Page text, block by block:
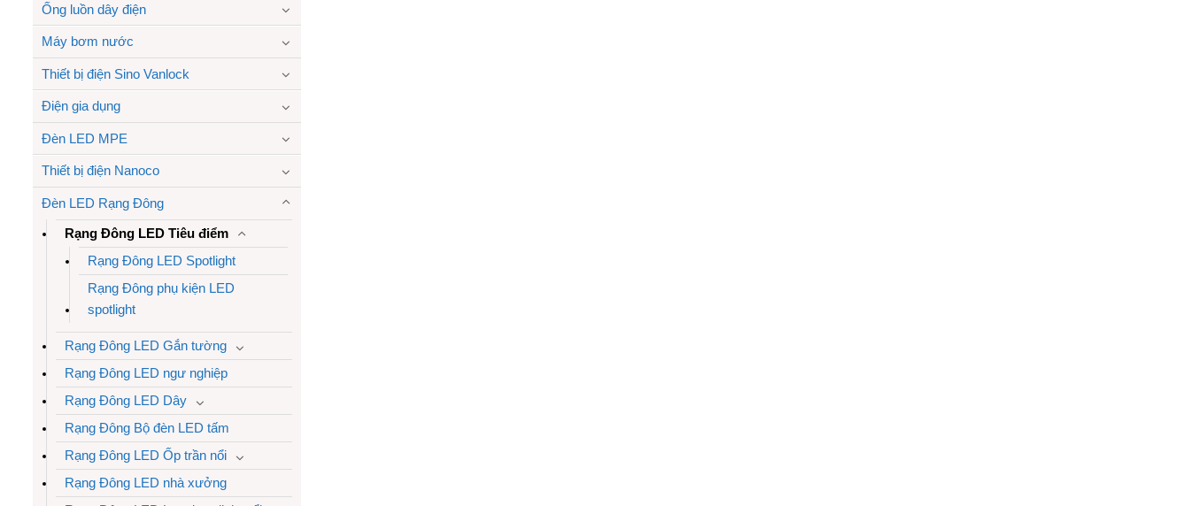
Ống luồn dây điện
Máy bơm nước
Thiết bị điện Sino Vanlock
Điện gia dụng
Đèn LED MPE
Thiết bị điện Nanoco
Đèn LED Rạng Đông
Rạng Đông LED Tiêu điểm
Rạng Đông LED Spotlight
Rạng Đông phụ kiện LED
spotlight
Rạng Đông LED Gắn tường
Rạng Đông LED ngư nghiệp
Rạng Đông LED Dây
Rạng Đông Bộ đèn LED tấm
Rạng Đông LED Ốp trần nổi
Rạng Đông LED nhà xưởng